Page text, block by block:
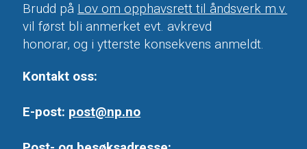
Brudd på Lov om opphavsrett til åndsverk m.v.
vil først bli anmerket evt. avkrevd
honorar, og i ytterste konsekvens anmeldt.
Kontakt oss:
E-post: post@np.no